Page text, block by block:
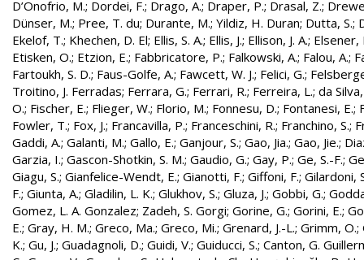
D’Onofrio, M.; Dordei, F.; Drago, A.; Draper, P.; Drasal, Z.;
Dünser, M.; Pree, T. du; Durante, M.; Yildiz, H. Duran; Dutta, S.;
Ekelof, T.; Khechen, D. El; Ellis, S. A.; Ellis, J.; Ellison, J. A.; Elsener,
Etisken, O.; Etzion, E.; Fabbricatore, P.; Falkowski, A.; Falou, A.;
Fartoukh, S. D.; Faus-Golfe, A.; Fawcett, W. J.; Felici, G.;
Troitino, J. Ferradas; Ferrara, G.; Ferrari, R.; Ferreira, L.; da
O.; Fischer, E.; Flieger, W.; Florio, M.; Fonnesu, D.; Fontanesi, E.;
Fowler, T.; Fox, J.; Francavilla, P.; Franceschini, R.; Franchino, S.;
Gaddi, A.; Galanti, M.; Gallo, E.; Ganjour, S.; Gao, Jia.; Gao, Jie.;
Garzia, I.; Gascon-Shotkin, S. M.; Gaudio, G.; Gay, P.; Ge, S.-F.;
Giagu, S.; Gianfelice-Wendt, E.; Gianotti, F.; Giffoni, F.; Gilardoni,
F.; Giunta, A.; Gladilin, L. K.; Glukhov, S.; Gluza, J.; Gobbi, G.;
Gomez, L. A. Gonzalez; Zadeh, S. Gorgi; Gorine, G.; Gorini, E.;
E.; Gray, H. M.; Greco, Ma.; Greco, Mi.; Grenard, J.-L.; Grimm, O.;
K.; Gu, J.; Guadagnoli, D.; Guidi, V.; Guiducci, S.; Canton, G.